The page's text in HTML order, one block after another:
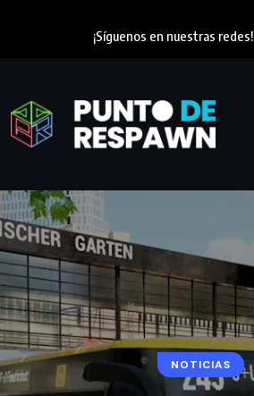
¡Síguenos en nuestras redes!
NOTICIAS